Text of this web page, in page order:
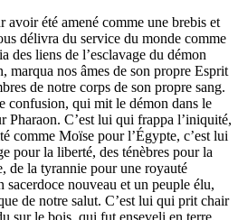
avoir été amené comme une brebis et
délivra du service du monde comme
des liens de l’esclavage du démon
marqua nos âmes de son propre Esprit
de notre corps de son propre sang.
confusion, qui mit le démon dans le
C’est lui qui frappa l’iniquité,
comme Moïse pour l’Égypte, c’est lui
pour la liberté, des ténèbres pour la
de la tyrannie pour une royauté
nouveau et un peuple élu,
de notre salut. C’est lui qui prit chair
sur le bois, qui fut enseveli en terre,